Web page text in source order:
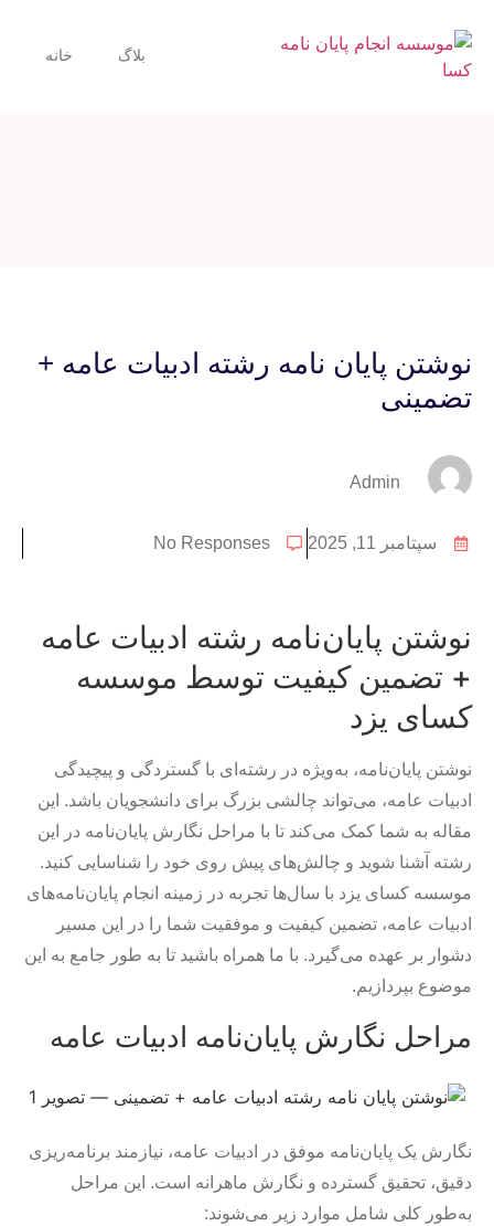
خانه بلاگ
نوشتن پایان نامه رشته ادبیات عامه +
تضمینی
Admin
سپتامبر 11, 2025 No Responses
نوشتن پایان‌نامه رشته ادبیات عامه
+ تضمین کیفیت توسط موسسه
کسای یزد
نوشتن پایان‌نامه، به‌ویژه در رشته‌ای با گستردگی و پیچیدگی
ادبیات عامه، می‌تواند چالشی بزرگ برای دانشجویان باشد. این
مقاله به شما کمک می‌کند تا با مراحل نگارش پایان‌نامه در این
رشته آشنا شوید و چالش‌های پیش روی خود را شناسایی کنید.
موسسه کسای یزد با سال‌ها تجربه در زمینه انجام پایان‌نامه‌های
ادبیات عامه، تضمین کیفیت و موفقیت شما را در این مسیر
دشوار بر عهده می‌گیرد. با ما همراه باشید تا به طور جامع به این
موضوع بپردازیم.
مراحل نگارش پایان‌نامه ادبیات عامه
نگارش یک پایان‌نامه موفق در ادبیات عامه، نیازمند برنامه‌ریزی
دقیق، تحقیق گسترده و نگارش ماهرانه است. این مراحل
به‌طور کلی شامل موارد زیر می‌شوند: